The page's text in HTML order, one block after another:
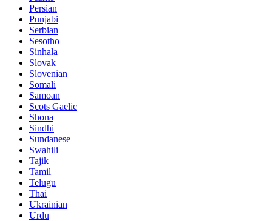
Persian
Punjabi
Serbian
Sesotho
Sinhala
Slovak
Slovenian
Somali
Samoan
Scots Gaelic
Shona
Sindhi
Sundanese
Swahili
Tajik
Tamil
Telugu
Thai
Ukrainian
Urdu